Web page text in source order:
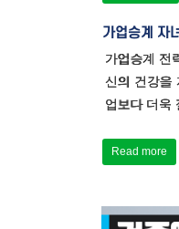
가업승계 자
가업승계 전
신의 건강을
업보다 더욱
Read more